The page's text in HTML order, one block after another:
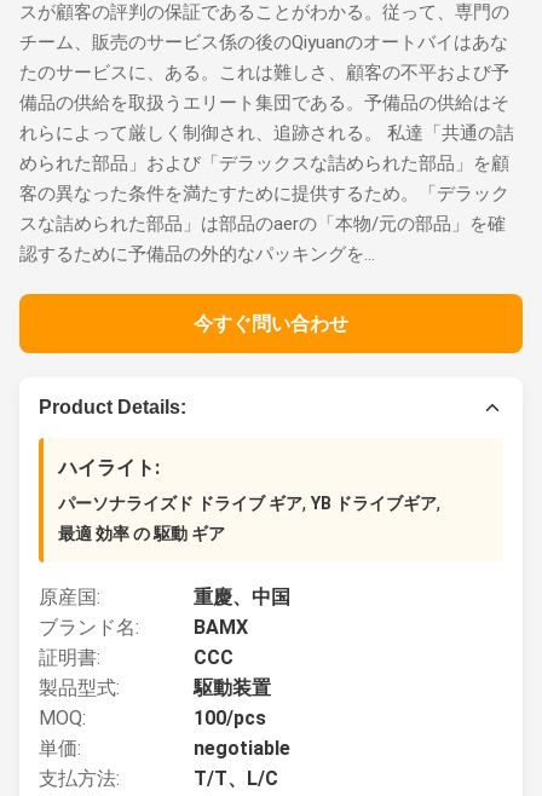
スが顧客の評判の保証であることがわかる。従って、専門の
チーム、販売のサービス係の後のQiyuanのオートバイはあな
たのサービスに、ある。これは難しさ、顧客の不平および予
備品の供給を取扱うエリート集団である。予備品の供給はそ
れらによって厳しく制御され、追跡される。 私達「共通の詰
められた部品」および「デラックスな詰められた部品」を顧
客の異なった条件を満たすために提供するため。「デラック
スな詰められた部品」は部品のaerの「本物/元の部品」を確
認するために予備品の外的なパッキングを...
今すぐ問い合わせ
Product Details:
ハイライト:
パーソナライズド ドライブ ギア, YB ドライブギア,
最適 効率 の 駆動 ギア
原産国:
重慶、中国
ブランド名:
BAMX
証明書:
CCC
製品型式:
駆動装置
MOQ:
100/pcs
単価:
negotiable
支払方法:
T/T、L/C